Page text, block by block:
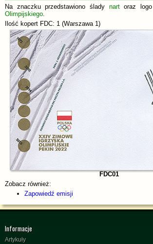
Na znaczku przedstawiono ślady nartoraz logo
Olimpijskiego.
Ilość kopert FDC: 1 (Warszawa 1)
FDC01
Zobacz również:
Zapowiedź emisji
Informacje
Artykuły